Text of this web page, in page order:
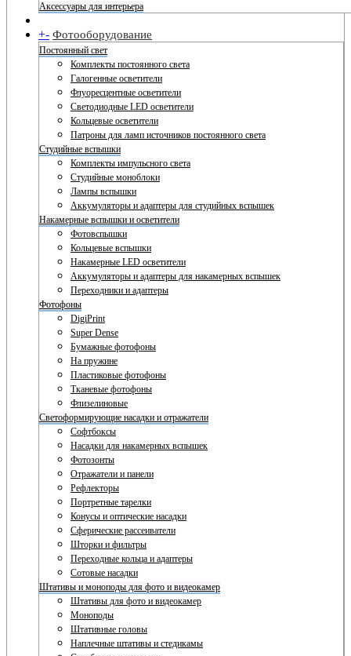
Аксессуары для интерьера
+- Фотооборудование
Постоянный свет
Комплекты постоянного света
Галогенные осветители
Флуоресцентные осветители
Светодиодные LED осветители
Кольцевые осветители
Патроны для ламп источников постоянного света
Студийные вспышки
Комплекты импульсного света
Студийные моноблоки
Лампы вспышки
Аккумуляторы и адаптеры для студийных вспышек
Накамерные вспышки и осветители
Фотовспышки
Кольцевые вспышки
Накамерные LED осветители
Аккумуляторы и адаптеры для накамерных вспышек
Переходники и адаптеры
Фотофоны
DigiPrint
Super Dense
Бумажные фотофоны
На пружине
Пластиковые фотофоны
Тканевые фотофоны
Флизелиновые
Светоформирующие насадки и отражатели
Софтбоксы
Насадки для накамерных вспышек
Фотозонты
Отражатели и панели
Рефлекторы
Портретные тарелки
Конусы и оптические насадки
Сферические рассеиватели
Шторки и фильтры
Переходные кольца и адаптеры
Сотовые насадки
Штативы и моноподы для фото и видеокамер
Штативы для фото и видеокамер
Моноподы
Штативные головы
Наплечные штативы и стедикамы